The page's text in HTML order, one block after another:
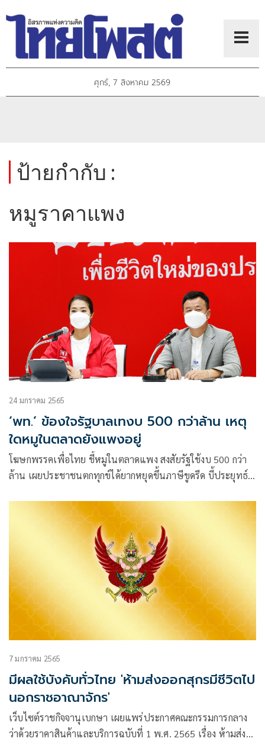
ศุกร์, 7 สิงหาคม 2569
ป้ายกำกับ :
หมูราคาแพง
24 มกราคม 2565
‘พท.’ ข้องใจรัฐบาลเทงบ 500 กว่าล้าน เหตุ
ใดหมูในตลาดยังแพงอยู่
โฆษกพรรคเพื่อไทย ชี้หมูในตลาดแพง สงสัยรัฐใช้งบ 500 กว่า
ล้าน เผยประชาชนตกทุกข์ได้ยากหยุดขึ้นภาษีขูดรีด บี้ประยุทธ์
7 มกราคม 2565
มีผลใช้บังคับทั่วไทย 'ห้ามส่งออกสุกรมีชีวิตไป
นอกราชอาณาจักร'
เว็บไซต์ราชกิจจานุเบกษา เผยแพร่ประกาศคณะกรรมการกลาง
ว่าด้วยราคาสินค้าและบริการฉบับที่ 1 พ.ศ. 2565 เรื่อง ห้ามส่ง